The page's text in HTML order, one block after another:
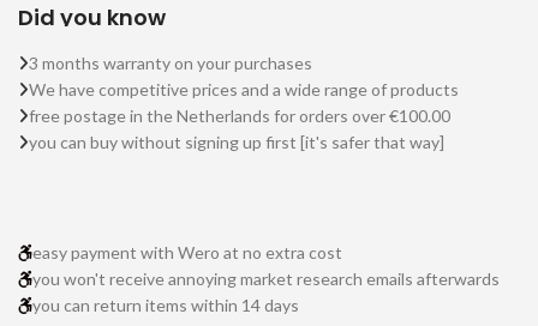
Did you know
3 months warranty on your purchases
We have competitive prices and a wide range of products
free postage in the Netherlands for orders over €100.00
you can buy without signing up first [it's safer that way]
easy payment with Wero at no extra cost
you won't receive annoying market research emails afterwards
you can return items within 14 days